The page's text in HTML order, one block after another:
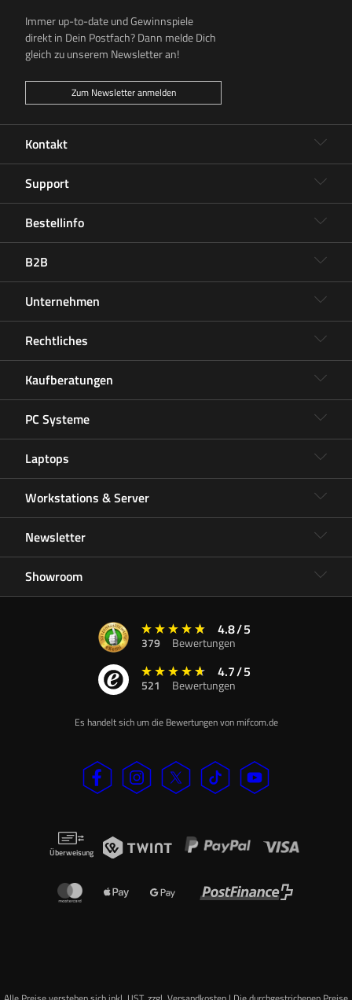
Kontakt
Support
Bestellinfo
B2B
Unternehmen
Rechtliches
Kaufberatungen
PC Systeme
Laptops
Workstations & Server
Newsletter
Showroom
Immer up-to-date und Gewinnspiele
direkt in Dein Postfach? Dann melde Dich
gleich zu unserem Newsletter an!
Zum Newsletter anmelden
4.8/5
379 Bewertungen
4.7/5
521 Bewertungen
Es handelt sich um die Bewertungen von mifcom.de
Überweisung